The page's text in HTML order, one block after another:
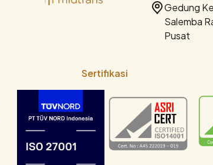
Gedung
Salemba
Pusat
Sertifikasi